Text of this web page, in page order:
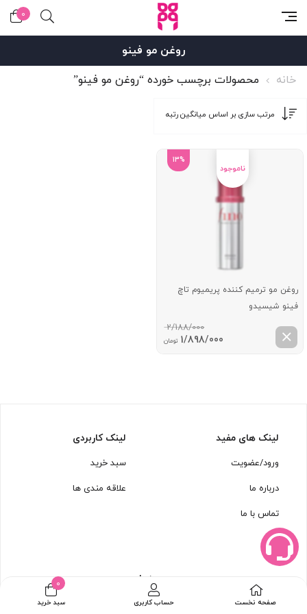
0
روغن مو فینو
خانه
محصولات برچسب خورده “روغن مو فینو”
13%
روغن مو ترمیم کننده پریمیوم تاچ
فینو شیسیدو
2/188/000
قیمت
1/898/000 تومانقیمت
صفحه نخست حساب کاربری
0
سبد خرید
لینک های مفید
ورود/عضویت
درباره ما
تماس با ما
لینک کاربردی
سبد خرید
علاقه مندی ها
مجوزها